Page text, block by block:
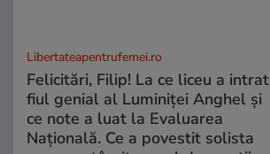
Libertateapentrufemei.ro
Felicitări, Filip! La ce liceu a intrat
fiul genial al Luminiței Anghel și
ce note a luat la Evaluarea
Națională. Ce a povestit solista